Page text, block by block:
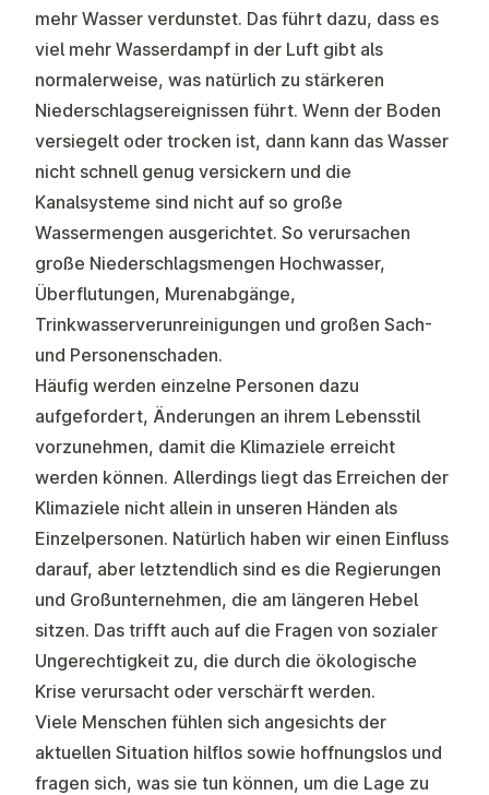
mehr Wasser verdunstet. Das führt dazu, dass es
viel mehr Wasserdampf in der Luft gibt als
normalerweise, was natürlich zu stärkeren
Niederschlagsereignissen führt. Wenn der Boden
versiegelt oder trocken ist, dann kann das Wasser
nicht schnell genug versickern und die
Kanalsysteme sind nicht auf so große
Wassermengen ausgerichtet. So verursachen
große Niederschlagsmengen Hochwasser,
Überflutungen, Murenabgänge,
Trinkwasserverunreinigungen und großen Sach-
und Personenschaden.
Häufig werden einzelne Personen dazu
aufgefordert, Änderungen an ihrem Lebensstil
vorzunehmen, damit die Klimaziele erreicht
werden können. Allerdings liegt das Erreichen der
Klimaziele nicht allein in unseren Händen als
Einzelpersonen. Natürlich haben wir einen Einfluss
darauf, aber letztendlich sind es die Regierungen
und Großunternehmen, die am längeren Hebel
sitzen. Das trifft auch auf die Fragen von sozialer
Ungerechtigkeit zu, die durch die ökologische
Krise verursacht oder verschärft werden.
Viele Menschen fühlen sich angesichts der
aktuellen Situation hilflos sowie hoffnungslos und
fragen sich, was sie tun können, um die Lage zu